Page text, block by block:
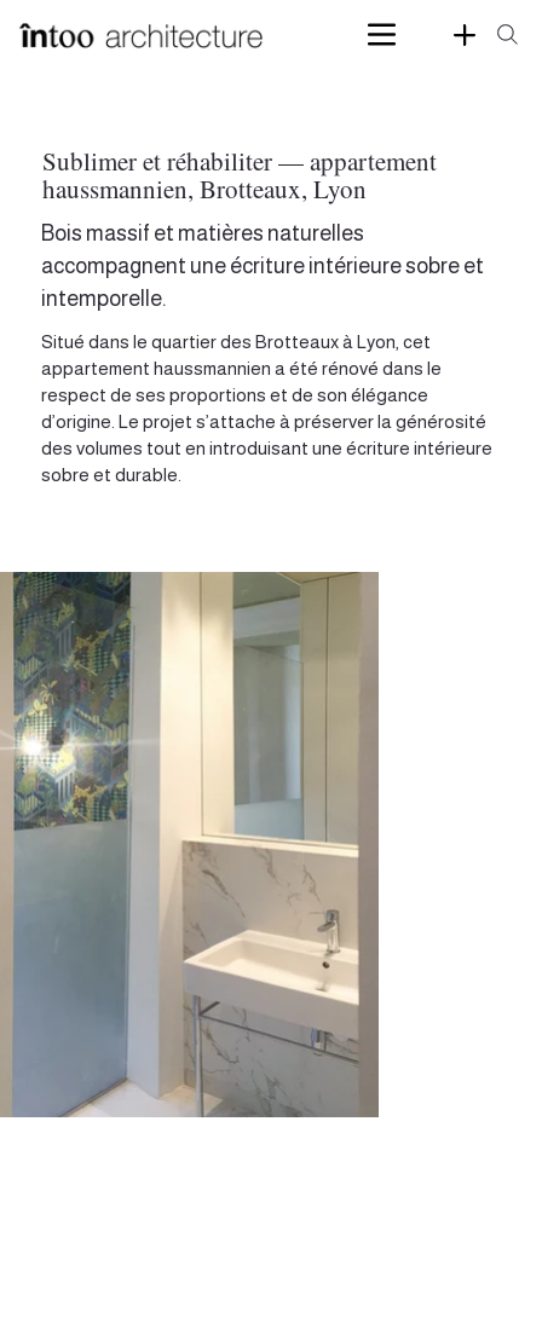
Sublimer et réhabiliter — appartement
haussmannien, Brotteaux, Lyon
Bois massif et matières naturelles
accompagnent une écriture intérieure sobre et
intemporelle.
Situé dans le quartier des Brotteaux à Lyon, cet
appartement haussmannien a été rénové dans le
respect de ses proportions et de son élégance
d’origine. Le projet s’attache à préserver la générosité
des volumes tout en introduisant une écriture intérieure
sobre et durable.